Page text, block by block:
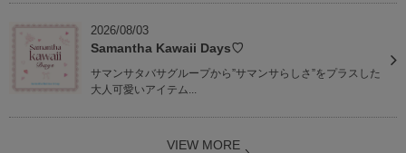
2026/08/03
Samantha Kawaii Days♡
サマンサタバサグループから”サマンサらしさ”をプラスした
大人可愛いアイテム...
VIEW MORE